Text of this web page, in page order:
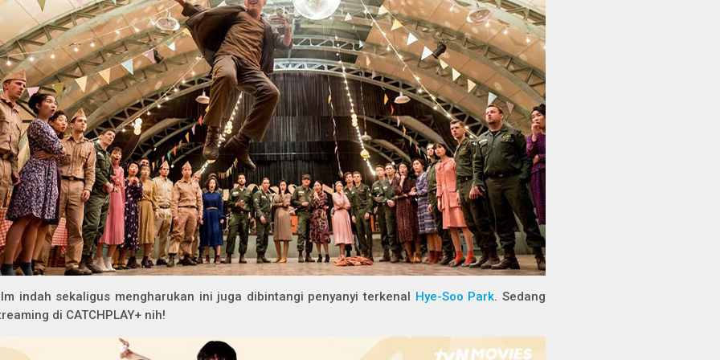
indah sekaligus mengharukan ini juga dibintangi penyanyi terkenal Hye-Soo Park. Sedang
di CATCHPLAY+ nih!